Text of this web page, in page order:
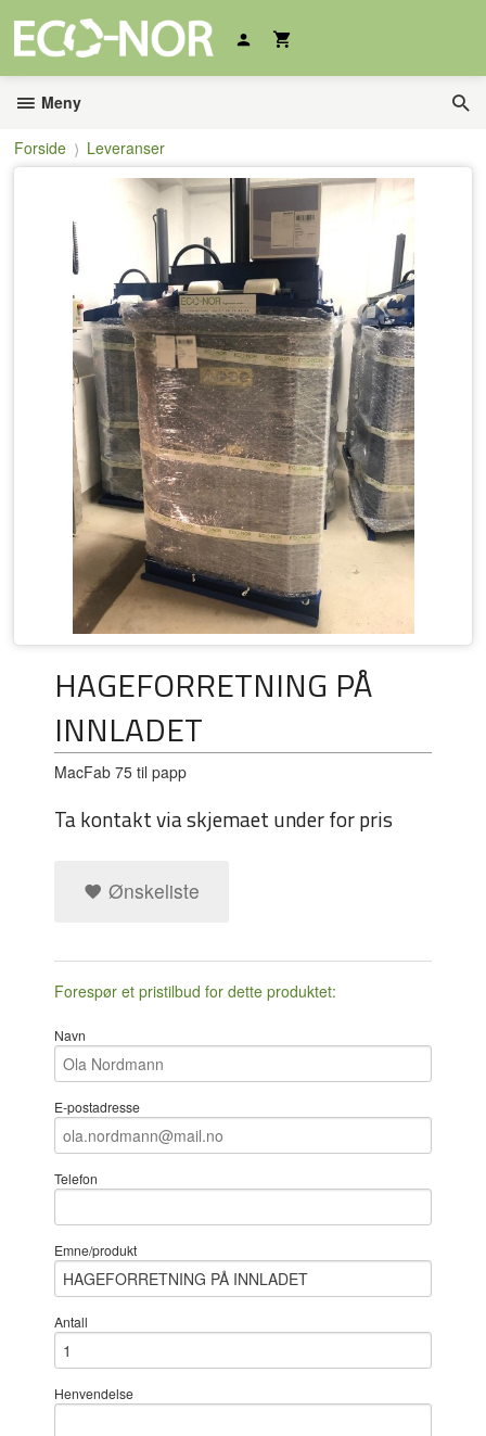
innholdet
Meny
Forside Leveranser
HAGEFORRETNING PÅ
INNLADET
MacFab 75 til papp
Ta kontakt via skjemaet under for pris
Ønskeliste
Forespør et pristilbud for dette produktet:
Navn
E-postadresse
Telefon
Emne/produkt
Antall
Henvendelse